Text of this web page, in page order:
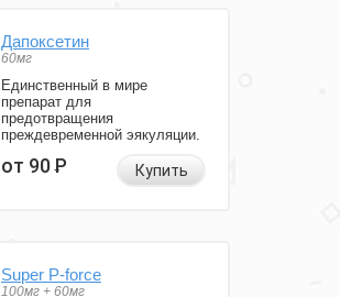
Дапоксетин
60мг
Единственный в мире
препарат для
предотвращения
преждевременной эякуляции.
от 90Р Купить
Super P-force
100мг + 60мг